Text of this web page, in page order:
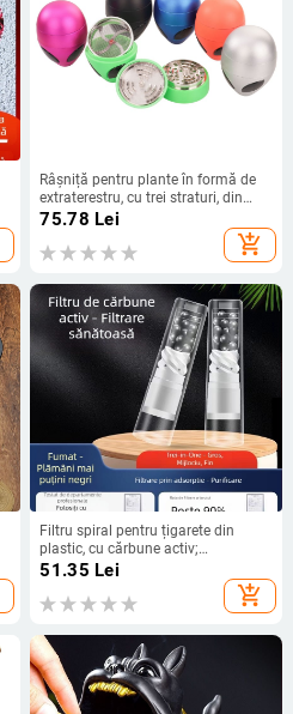
Râșniță pentru plante în formă de
extraterestru, cu trei straturi, din
aliaj de zinc, cu spațiu de
75.78 Lei
add_shopping_cart
Filtru spiral pentru țigarete din
plastic, cu cărbune activ;
reutilizabil; filtru cu trei tipuri (gros,
mediu, fin); ambalaj 245 bucăți
51.35 Lei
add_shopping_cart